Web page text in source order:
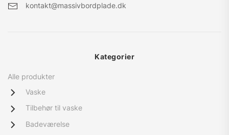
kontakt@massivbordplade.dk
Kategorier
Alle produkter
Vaske
Tilbehør til vaske
Badeværelse